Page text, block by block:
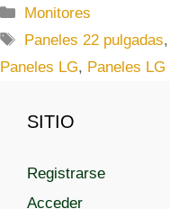
C
a
e
o
í
Monitores
E
t
u
t
a
Paneles 22 pulgadas,
Paneles LG, Paneles
SITIO
Registrarse
Acceder